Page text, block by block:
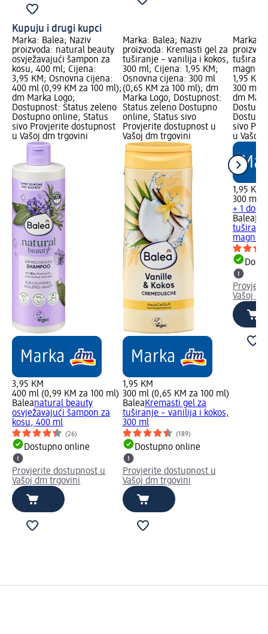
Kupuju i drugi kupci
Marka: Balea; Naziv
proizvoda: natural beauty
osvježavajući šampon za
kosu, 400 ml; Cijena:
3,95 KM; Osnovna cijena:
400 ml (0,99 KM za 100 ml);
dm Marka Logo;
Dostupnost: Status zeleno
Dostupno online, Status
sivo Provjerite dostupnost
u Vašoj dm trgovini
3,95 KM
400 ml (0,99 KM za 100 ml)
Baleanatural beauty
osvježavajući šampon za
kosu, 400 ml
(26)
Dostupno online
Provjerite dostupnost u
Vašoj dm trgovini
Marka: Balea; Naziv
proizvoda: Kremasti gel za
tuširanje – vanilija i kokos,
300 ml; Cijena: 1,95 KM;
Osnovna cijena: 300 ml
(0,65 KM za 100 ml); dm
Marka Logo; Dostupnost:
Status zeleno Dostupno
online, Status sivo
Provjerite dostupnost u
Vašoj dm trgovini
1,95 KM
300 ml (0,65 KM za 100 ml)
BaleaKremasti gel za
tuširanje – vanilija i kokos,
300 ml
(189)
Dostupno online
Provjerite dostupnost u
Vašoj dm trgovini
Marka:
1,95
300 ml
dm
sivo
u Vašoj
1,95 KM
300 ml
+ 1
Balea
Vašoj